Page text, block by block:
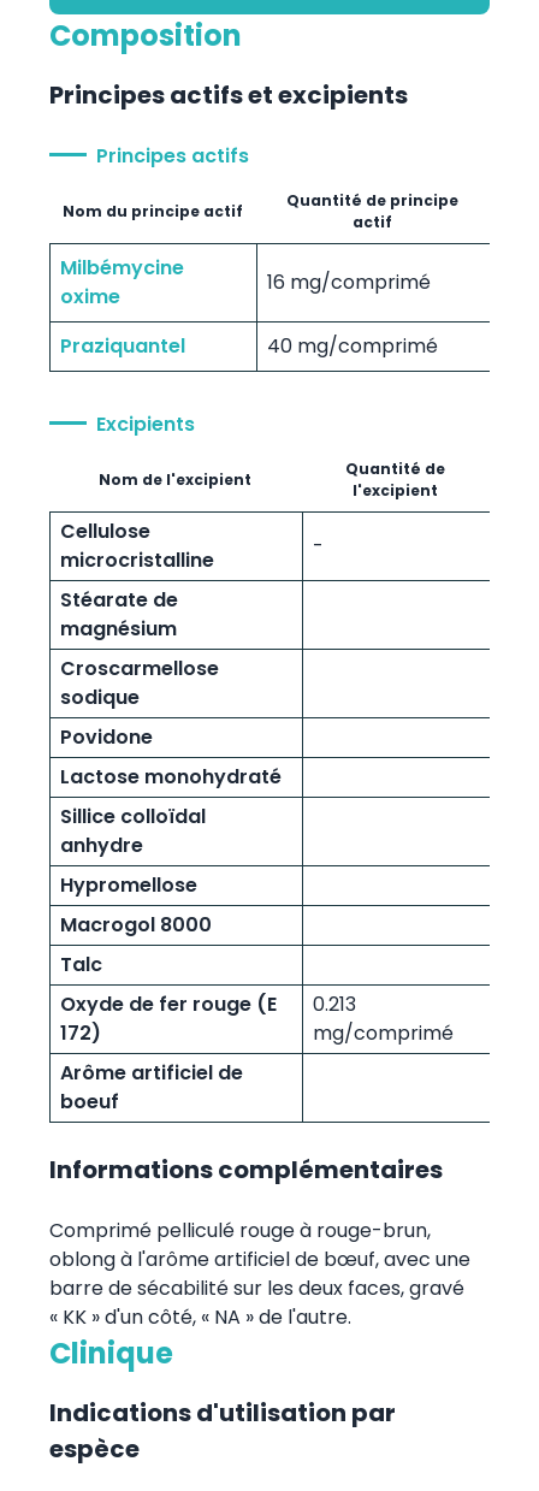
Composition
Principes actifs et excipients
Principes actifs
Nom du principe actif
Quantité de principe
actif
Milbémycine
oxime
16 mg/comprimé
Praziquantel 40 mg/comprimé
Excipients
Nom de l'excipient
Quantité de
l'excipient
Cellulose
microcristalline
-
Stéarate de
magnésium
Croscarmellose
sodique
Povidone
Lactose monohydraté
Sillice colloïdal
anhydre
Hypromellose
Macrogol 8000
Talc
Oxyde de fer rouge (E
172)
0.213
mg/comprimé
Arôme artificiel de
boeuf
Informations complémentaires
Comprimé pelliculé rouge à rouge-brun,
oblong à l'arôme artificiel de bœuf, avec une
barre de sécabilité sur les deux faces, gravé
« KK » d'un côté, « NA » de l'autre.
Clinique
Indications d'utilisation par
espèce